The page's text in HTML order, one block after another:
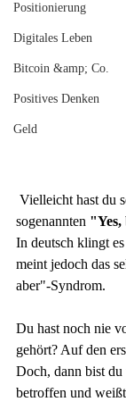
Positionierung
Digitales Leben
Bitcoin &amp; Co.
Positives Denken
Geld
sogenannten
In deutsch klingt
meint jedoch das
aber"-Syndrom.
Du hast noch nie
gehört? Auf den
Doch, dann bist du
betroffen und